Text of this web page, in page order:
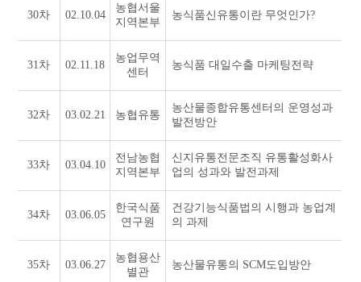
30차 02.10.04
농협서울
지역본부
농식품신유통이란 무엇인가?
31차 02.11.18
농업무역
센터
농식품 대일수출 마케팅전략
32차 03.02.21 농협유통
농산물종합유통센터의 운영성과
발전방안
33차 03.04.10
전남농협
지역본부
신지유통전문조직 유통활성화사
업의 성과와 발전과제
34차 03.06.05
한국식품
연구원
건강기능식품법의 시행과 농업계
의 과제
35차 03.06.27
농협용산
별관
농산물유통의 SCM도입방안